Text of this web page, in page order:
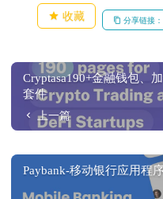
收藏 分享链接：
Cryptasa190+金融钱包、
套件
上一篇
Paybank-移动银行应用程